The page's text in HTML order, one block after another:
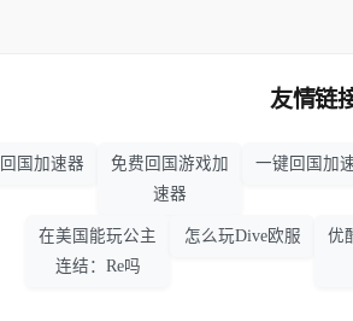
友情链
国加速器
免费回国游戏加
速器
一键回国加
在美国能玩公主
连结：Re吗
怎么玩Dive欧服
优